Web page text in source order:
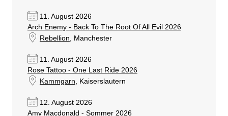
11. August 2026
Arch Enemy - Back To The Root Of All Evil 2026
Rebellion, Manchester
11. August 2026
Rose Tattoo - One Last Ride 2026
Kammgarn, Kaiserslautern
12. August 2026
Amy Macdonald - Sommer 2026